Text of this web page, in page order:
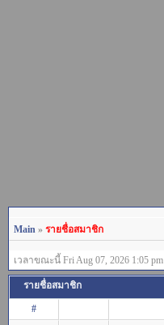
Main » รายชื่อสมาชิก
เวลาขณะนี้ Fri Aug 07, 2026 1:05 pm
รายชื่อสมาชิก
#